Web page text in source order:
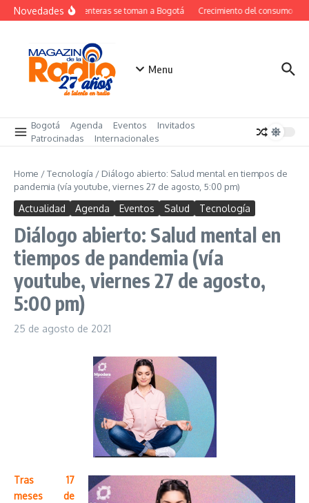
Saltar al contenido
NovedadesLas ochenteras se toman a Bogotá Crecimiento del consumo
Menu
Bogotá Agenda Eventos
Invitados
Patrocinadas
Internacionales
Home /Tecnología / Diálogo abierto: Salud mental en tiempos de
pandemia (vía youtube, viernes 27 de agosto, 5:00 pm)
Actualidad Agenda Eventos Salud Tecnología
Diálogo abierto: Salud mental en
tiempos de pandemia (vía
youtube, viernes 27 de agosto,
5:00 pm)
25 de agosto de 2021
Tras 17
meses de